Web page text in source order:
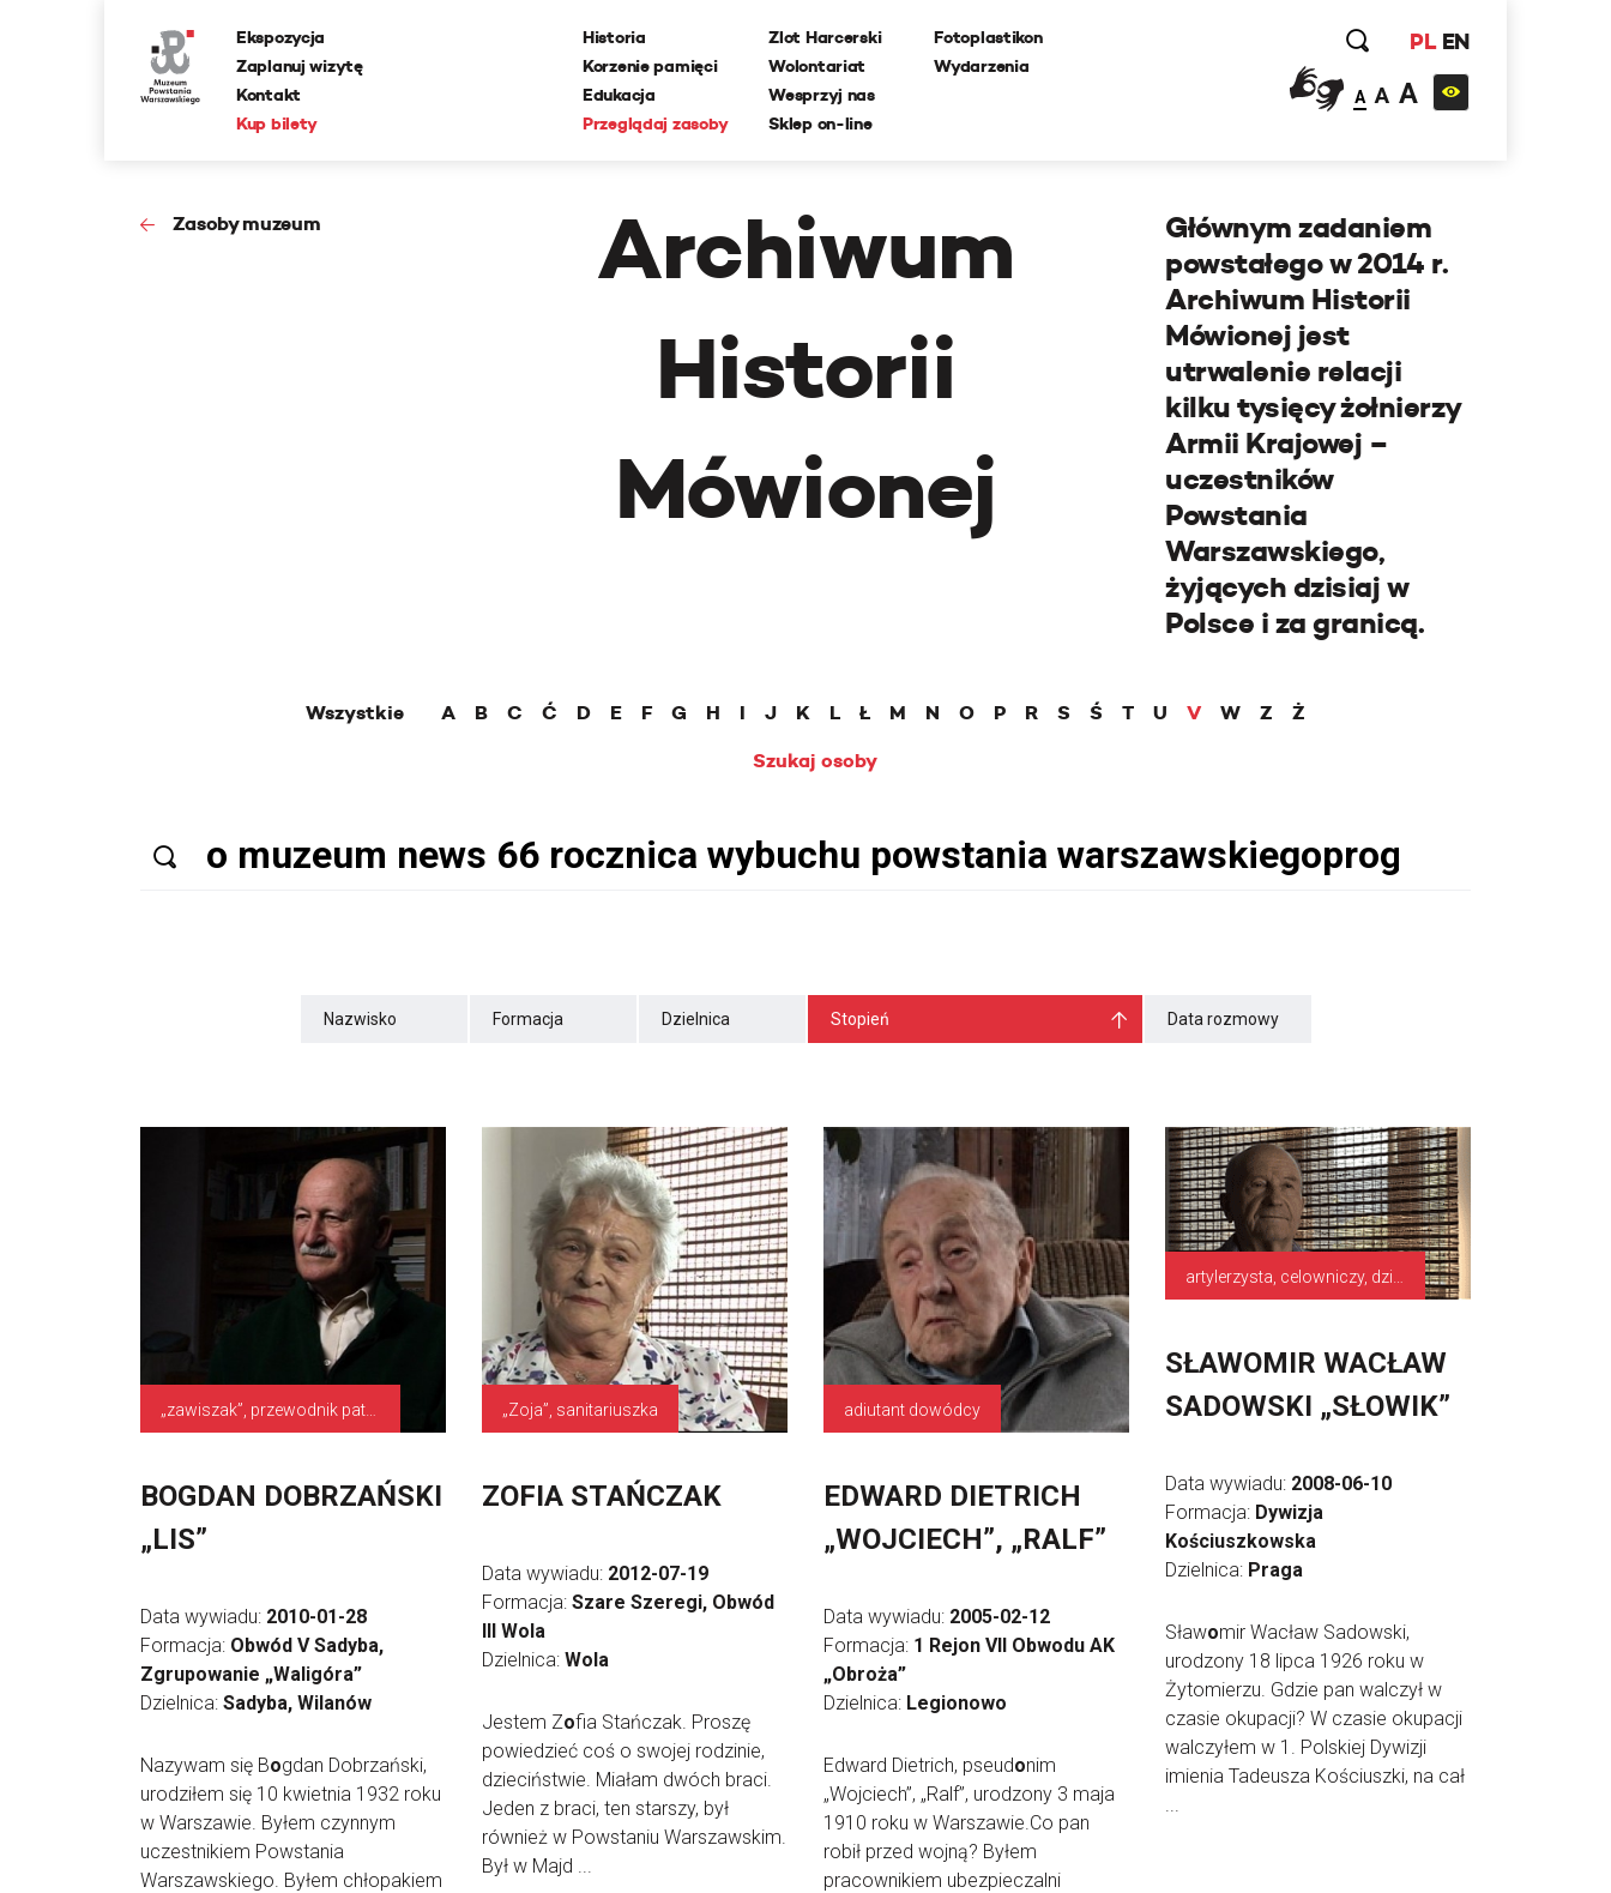
Ekspozycja
Zaplanuj wizytę
Kontakt
Kup bilety
Historia
Korzenie pamięci
Edukacja
Przeglądaj zasoby
Zlot Harcerski
Wolontariat
Wesprzyj nas
Sklep on-line
Fotoplastikon
Wydarzenia
PL EN
A A A
Zasoby muzeum
Archiwum
Historii
Mówionej
Głównym zadaniem
powstałego w 2014 r.
Archiwum Historii
Mówionej jest
utrwalenie relacji
kilku tysięcy żołnierzy
Armii Krajowej –
uczestników
Powstania
Warszawskiego,
żyjących dzisiaj w
Polsce i za granicą.
Wszystkie A B C Ć D E F G H I J K L Ł M N O P R S Ś T U V W Z
Ż
Szukaj osoby
Nazwisko Formacja Dzielnica Stopień Data rozmowy
BOGDAN DOBRZAŃSKI
„LIS”
Data wywiadu: 2010-01-28
Formacja: Obwód V Sadyba,
Zgrupowanie „Waligóra”
Dzielnica: Sadyba, Wilanów
Nazywam się Bogdan Dobrzański,
urodziłem się 10 kwietnia 1932 roku
w Warszawie. Byłem czynnym
uczestnikiem Powstania
Warszawskiego. Byłem chłopakiem
„Zoja”, sanitariuszka
ZOFIA STAŃCZAK
Data wywiadu: 2012-07-19
Formacja: Szare Szeregi, Obwód
III Wola
Dzielnica: Wola
Jestem Zofia Stańczak. Proszę
powiedzieć coś o swojej rodzinie,
dzieciństwie. Miałam dwóch braci.
Jeden z braci, ten starszy, był
również w Powstaniu Warszawskim.
Był w Majd ...
adiutant dowódcy
EDWARD DIETRICH
„WOJCIECH”, „RALF”
Data wywiadu: 2005-02-12
Formacja: 1 Rejon VII Obwodu AK
„Obroża”
Dzielnica: Legionowo
Edward Dietrich, pseudonim
„Wojciech”, „Ralf”, urodzony 3 maja
1910 roku w Warszawie.Co pan
robił przed wojną? Byłem
pracownikiem ubezpieczalni
SŁAWOMIR WACŁAW
SADOWSKI „SŁOWIK”
Data wywiadu: 2008-06-10
Formacja: Dywizja
Kościuszkowska
Dzielnica: Praga
Sławomir Wacław Sadowski,
urodzony 18 lipca 1926 roku w
Żytomierzu. Gdzie pan walczył w
czasie okupacji? W czasie okupacji
walczyłem w 1. Polskiej Dywizji
imienia Tadeusza Kościuszki, na cał